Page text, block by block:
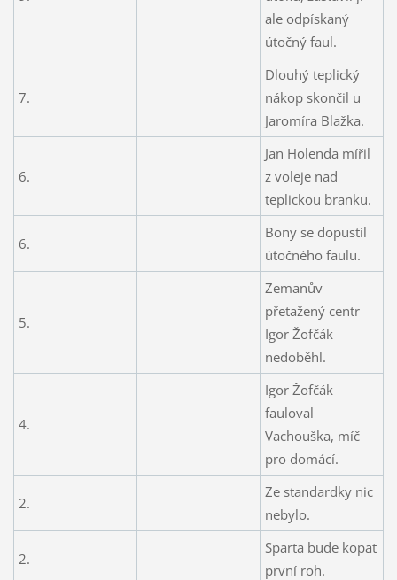
ale odpískaný
útočný faul.
7.
Dlouhý teplický
nákop skončil u
Jaromíra Blažka.
6.
Jan Holenda mířil
z voleje nad
teplickou branku.
6.
Bony se dopustil
útočného faulu.
5.
Zemanův
přetažený centr
Igor Žofčák
nedoběhl.
4.
Igor Žofčák
fauloval
Vachouška, míč
pro domácí.
2.
Ze standardky nic
nebylo.
2.
Sparta bude kopat
první roh.